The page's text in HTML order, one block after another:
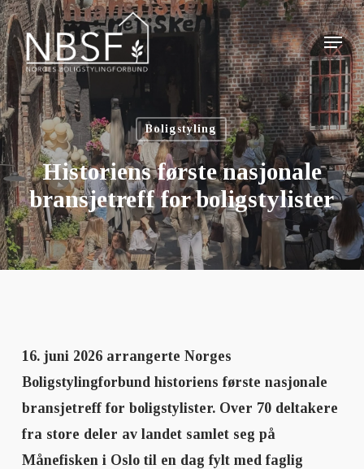
Skip
to
main
content
Menu
Boligstyling
Historiens første nasjonale
bransjetreff for boligstylister
16. juni 2026 arrangerte Norges
Boligstylingforbund historiens første nasjonale
bransjetreff for boligstylister. Over 70 deltakere
fra store deler av landet samlet seg på
Månefisken i Oslo til en dag fylt med faglig
Close
Menu